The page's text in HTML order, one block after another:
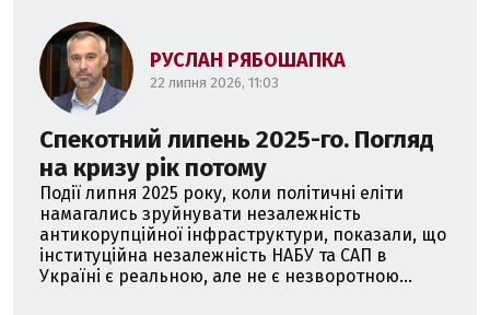
РУСЛАН РЯБОШАПКА
22 липня 2026, 11:03
Спекотний липень 2025-го. Погляд
на кризу рік потому
Події липня 2025 року, коли політичні еліти
намагались зруйнувати незалежність
антикорупційної інфраструктури, показали, що
інституційна незалежність НАБУ та САП в
Україні є реальною, але не є незворотною...